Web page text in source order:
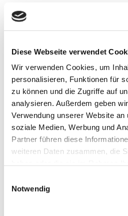
Diese Webseite verwendet
Wir verwenden Cookies, um
personalisieren, Funktionen für
zu können und die Zugriffe auf
analysieren. Außerdem geben
Verwendung unserer Website
soziale Medien, Werbung und
Partner führen diese
weiteren Daten zusammen, die
Notwendig
Einfache und fehlertolerante
Wetterstation mit innovativen
Federkraftklemmen zur einfachen
(Reiheneinbau- und Unterputz-
Produktdetails
Mehr Komfort Durch eine
nach Tageszeit, Sonnenstand
das perfekte Wohlfühlklima
Mehr SicherheitDank cleverer
Sturmschäden durch